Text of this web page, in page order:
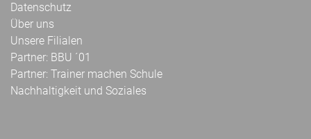
Datenschutz
Über uns
Unsere Filialen
Partner: BBU ´01
Partner: Trainer machen Schule
Nachhaltigkeit und Soziales